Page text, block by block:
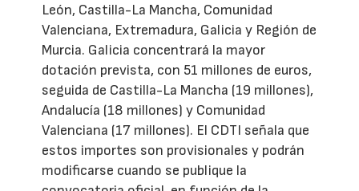
León, Castilla-La Mancha, Comunidad
Valenciana, Extremadura, Galicia y Región de
Murcia. Galicia concentrará la mayor
dotación prevista, con 51 millones de euros,
seguida de Castilla-La Mancha (19 millones),
Andalucía (18 millones) y Comunidad
Valenciana (17 millones). El CDTI señala que
estos importes son provisionales y podrán
modificarse cuando se publique la